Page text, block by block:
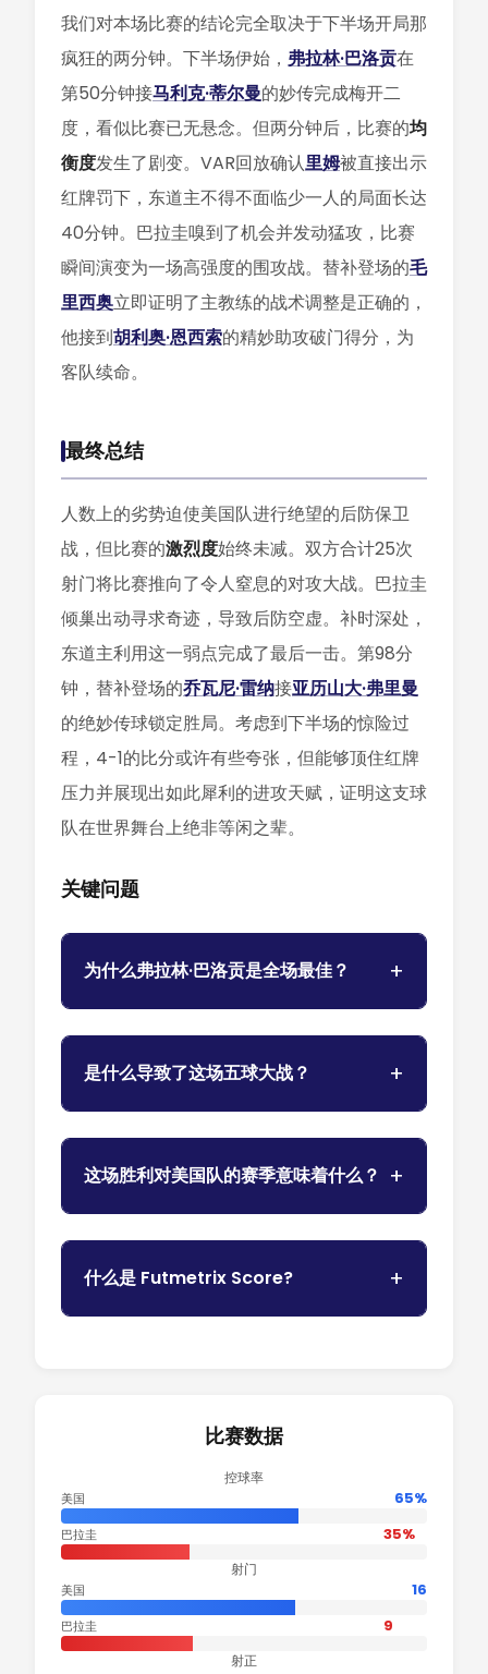
我们对本场比赛的结论完全取决于下半场开局那
疯狂的两分钟。下半场伊始， 弗拉林·巴洛贡在
第50分钟接马利克·蒂尔曼的妙传完成梅开二
度，看似比赛已无悬念。但两分钟后，比赛的均
衡度发生了剧变。VAR回放确认里姆被直接出示
红牌罚下，东道主不得不面临少一人的局面长达
40分钟。巴拉圭嗅到了机会并发动猛攻，比赛
瞬间演变为一场高强度的围攻战。替补登场的毛
里西奥立即证明了主教练的战术调整是正确的，
他接到胡利奥·恩西索的精妙助攻破门得分，为
客队续命。
最终总结
人数上的劣势迫使美国队进行绝望的后防保卫
战，但比赛的激烈度始终未减。双方合计25次
射门将比赛推向了令人窒息的对攻大战。巴拉圭
倾巢出动寻求奇迹，导致后防空虚。补时深处，
东道主利用这一弱点完成了最后一击。第98分
钟，替补登场的乔瓦尼·雷纳接亚历山大·弗里曼
的绝妙传球锁定胜局。考虑到下半场的惊险过
程，4-1的比分或许有些夸张，但能够顶住红牌
压力并展现出如此犀利的进攻天赋，证明这支球
队在世界舞台上绝非等闲之辈。
关键问题
为什么弗拉林·巴洛贡是全场最佳？
是什么导致了这场五球大战？
这场胜利对美国队的赛季意味着什么？
什么是 Futmetrix Score?
比赛数据
控球率
美国 65%
巴拉圭 35%
射门
美国 16
巴拉圭 9
射正